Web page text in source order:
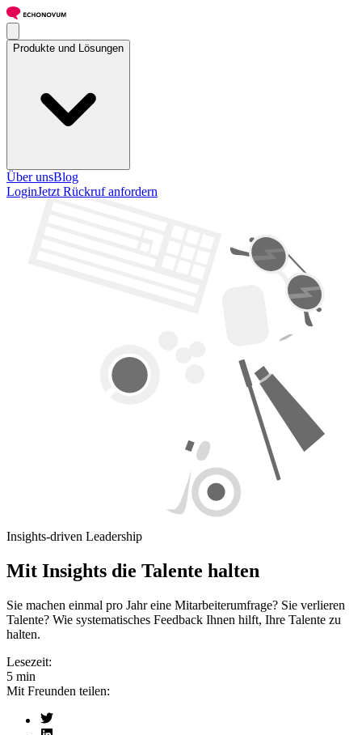
Produkte und Lösungen
Über unsBlog
LoginJetzt Rückruf anfordern
Insights-driven Leadership
Mit Insights die Talente halten
Sie machen einmal pro Jahr eine Mitarbeiterumfrage? Sie verlieren
Talente? Wie systematisches Feedback Ihnen hilft, Ihre Talente zu
halten.
Lesezeit:
5 min
Mit Freunden teilen: